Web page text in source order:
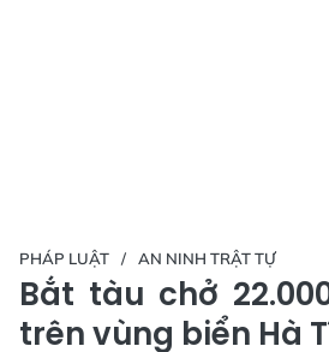
PHÁP LUẬT AN NINH TRẬT TỰ
Bắt tàu chở
trên vùng biển Hà